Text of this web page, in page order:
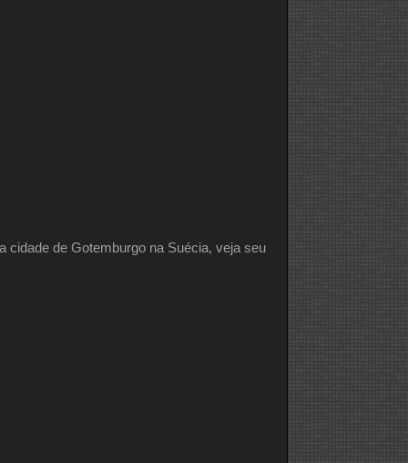
cidade de Gotemburgo na Suécia, veja seu